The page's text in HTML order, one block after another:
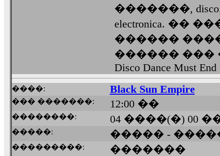
�������, disco,
electronica. ��
������
������ ���
Disco Dance Must
����: Black Sun Empire
��� �������: 12:00 ��
��������: 04 ����(�) 00
�����: ����� -
���������:
�������